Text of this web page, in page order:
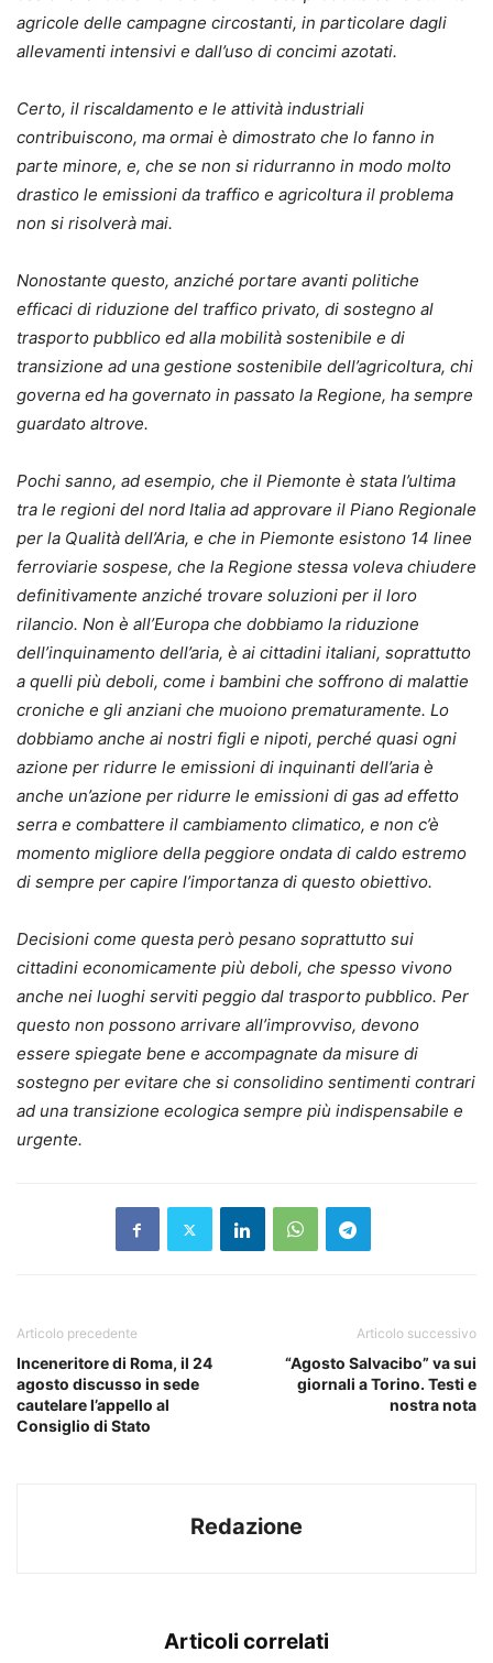
agricole delle campagne circostanti, in particolare dagli
allevamenti intensivi e dall’uso di concimi azotati.
Certo, il riscaldamento e le attività industriali
contribuiscono, ma ormai è dimostrato che lo fanno in
parte minore, e, che se non si ridurranno in modo molto
drastico le emissioni da traffico e agricoltura il problema
non si risolverà mai.
Nonostante questo, anziché portare avanti politiche
efficaci di riduzione del traffico privato, di sostegno al
trasporto pubblico ed alla mobilità sostenibile e di
transizione ad una gestione sostenibile dell’agricoltura, chi
governa ed ha governato in passato la Regione, ha sempre
guardato altrove.
Pochi sanno, ad esempio, che il Piemonte è stata l’ultima
tra le regioni del nord Italia ad approvare il Piano Regionale
per la Qualità dell’Aria, e che in Piemonte esistono 14 linee
ferroviarie sospese, che la Regione stessa voleva chiudere
definitivamente anziché trovare soluzioni per il loro
rilancio. Non è all’Europa che dobbiamo la riduzione
dell’inquinamento dell’aria, è ai cittadini italiani, soprattutto
a quelli più deboli, come i bambini che soffrono di malattie
croniche e gli anziani che muoiono prematuramente. Lo
dobbiamo anche ai nostri figli e nipoti, perché quasi ogni
azione per ridurre le emissioni di inquinanti dell’aria è
anche un’azione per ridurre le emissioni di gas ad effetto
serra e combattere il cambiamento climatico, e non c’è
momento migliore della peggiore ondata di caldo estremo
di sempre per capire l’importanza di questo obiettivo.
Decisioni come questa però pesano soprattutto sui
cittadini economicamente più deboli, che spesso vivono
anche nei luoghi serviti peggio dal trasporto pubblico. Per
questo non possono arrivare all’improvviso, devono
essere spiegate bene e accompagnate da misure di
sostegno per evitare che si consolidino sentimenti contrari
ad una transizione ecologica sempre più indispensabile e
urgente.
Articolo precedente
Inceneritore di Roma, il 24
agosto discusso in sede
cautelare l’appello al
Consiglio di Stato
Articolo successivo
“Agosto Salvacibo” va sui
giornali a Torino. Testi e
nostra nota
Redazione
Articoli correlati